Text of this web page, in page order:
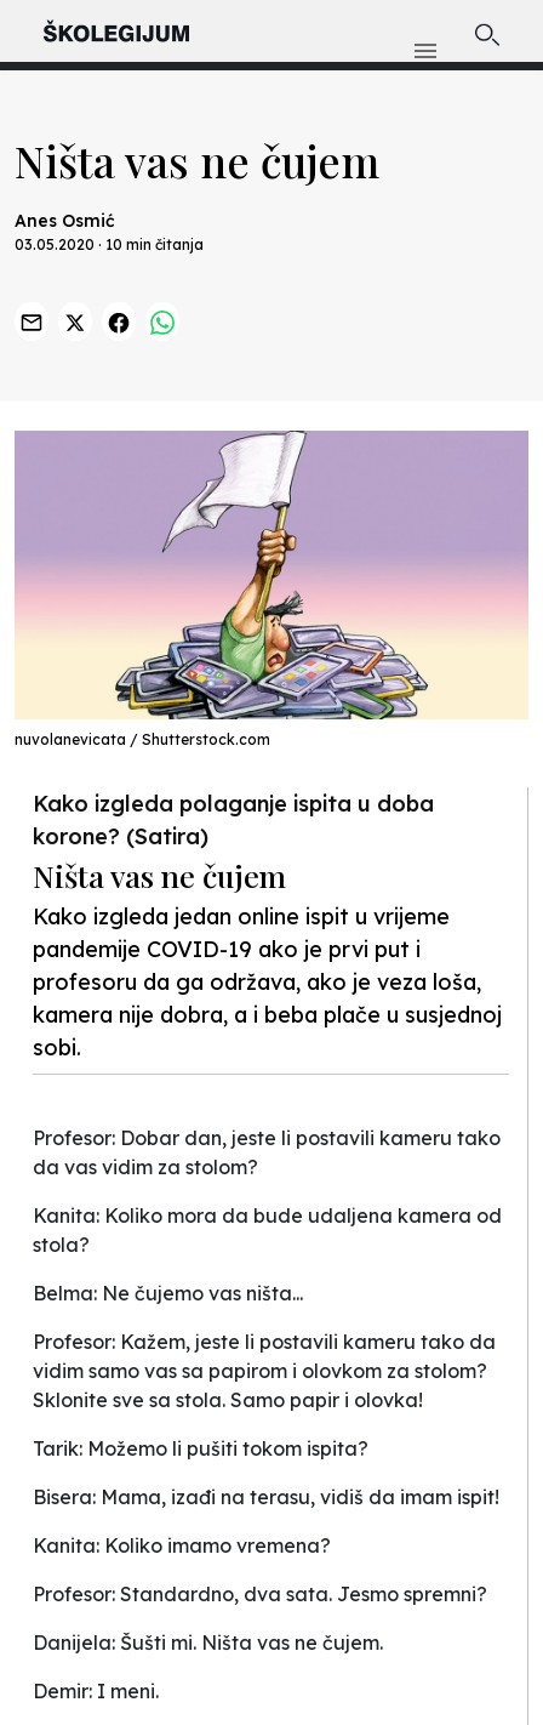
Ništa vas ne čujem
Anes Osmić
03.05.2020 · 10 min čitanja
nuvolanevicata / Shutterstock.com
Kako izgleda polaganje ispita u doba
korone? (Satira)
Ništa vas ne čujem
Kako izgleda jedan online ispit u vrijeme
pandemije COVID-19 ako je prvi put i
profesoru da ga održava, ako je veza loša,
kamera nije dobra, a i beba plače u susjednoj
sobi.
Profesor: Dobar dan, jeste li postavili kameru tako
da vas vidim za stolom?
Kanita: Koliko mora da bude udaljena kamera od
stola?
Belma: Ne čujemo vas ništa...
Profesor: Kažem, jeste li postavili kameru tako da
vidim samo vas sa papirom i olovkom za stolom?
Sklonite sve sa stola. Samo papir i olovka!
Tarik: Možemo li pušiti tokom ispita?
Bisera: Mama, izađi na terasu, vidiš da imam ispit!
Kanita: Koliko imamo vremena?
Profesor: Standardno, dva sata. Jesmo spremni?
Danijela: Šušti mi. Ništa vas ne čujem.
Demir: I meni.